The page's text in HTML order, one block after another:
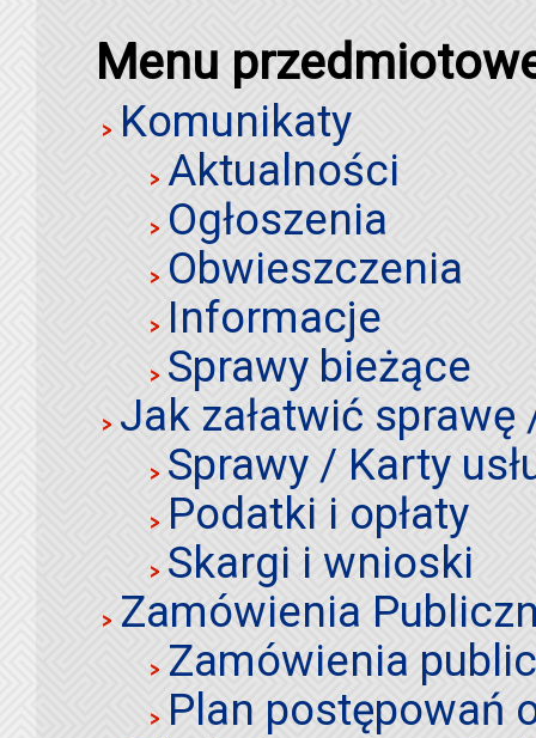
Menu
Komunikaty
Aktualności
Ogłoszenia
Obwieszczenia
Informacje
Sprawy bieżące
Jak załatwić sprawę
Sprawy / Karty
Podatki i opłaty
Skargi i wnioski
Zamówienia
Zamówienia
Plan postępowań